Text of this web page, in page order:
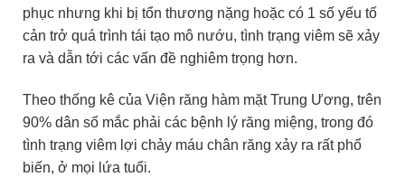
phục nhưng khi bị tổn thương nặng hoặc có 1 số yếu tố
cản trở quá trình tái tạo mô nướu, tình trạng viêm sẽ xảy
ra và dẫn tới các vấn đề nghiêm trọng hơn.
Theo thống kê của Viện răng hàm mặt Trung Ương, trên
90% dân số mắc phải các bệnh lý răng miệng, trong đó
tình trạng viêm lợi chảy máu chân răng xảy ra rất phổ
biến, ở mọi lứa tuổi.